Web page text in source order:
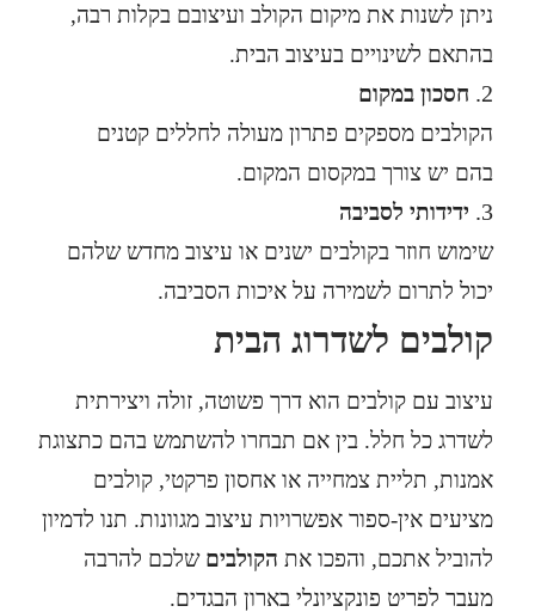
ניתן לשנות את מיקום הקולב ועיצובם בקלות רבה,
בהתאם לשינויים בעיצוב הבית.
חסכון במקום
הקולבים מספקים פתרון מעולה לחללים קטנים
בהם יש צורך במקסום המקום.
ידידותי לסביבה
שימוש חוזר בקולבים ישנים או עיצוב מחדש שלהם
יכול לתרום לשמירה על איכות הסביבה.
קולבים לשדרוג הבית
עיצוב עם קולבים הוא דרך פשוטה, זולה ויצירתית
לשדרג כל חלל. בין אם תבחרו להשתמש בהם כתצוגת
אמנות, תליית צמחייה או אחסון פרקטי, קולבים
מציעים אין-ספור אפשרויות עיצוב מגוונות. תנו לדמיון
להוביל אתכם, והפכו את הקולבים שלכם להרבה
מעבר לפריט פונקציונלי בארון הבגדים.